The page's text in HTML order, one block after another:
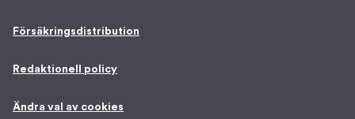
Försäkringsdistribution
Redaktionell policy
Ändra val av cookies